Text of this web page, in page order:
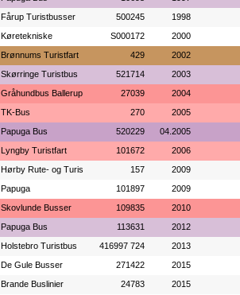
Fårup Turistbusser 500245 1998
Køretekniske S000172 2000
Brønnums Turistfart 429 2002
Skørringe Turistbus 521714 2003
Gråhundbus Ballerup 27039 2004
TK-Bus 270 2005
Papuga Bus 520229 04.2005
Lyngby Turistfart 101672 2006
Hørby Rute- og Turis 157 2009
Papuga 101897 2009
Skovlunde Busser 109835 2010
Papuga Bus 113631 2012
Holstebro Turistbus 416997 724 2013
De Gule Busser 271422 2015
Brande Buslinier 24783 2015